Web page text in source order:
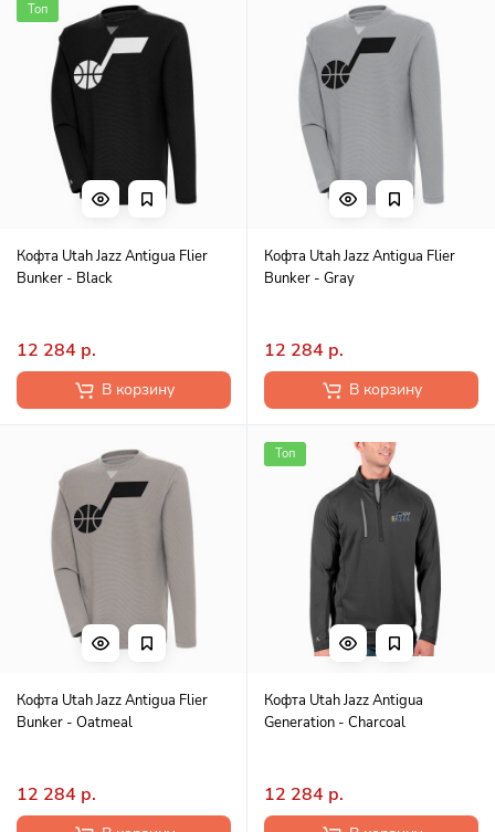
Топ
Кофта Utah Jazz Antigua Flier
Bunker - Black
12 284 р.
В корзину
Кофта Utah Jazz Antigua Flier
Bunker - Gray
12 284 р.
В корзину
Кофта Utah Jazz Antigua Flier
Bunker - Oatmeal
12 284 р.
Топ
Кофта Utah Jazz Antigua
Generation - Charcoal
12 284 р.